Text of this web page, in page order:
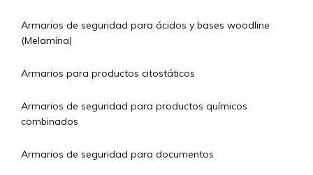
Armarios de seguridad para ácidos y bases woodline
(Melamina)
Armarios para productos citostáticos
Armarios de seguridad para productos químicos
combinados
Armarios de seguridad para documentos